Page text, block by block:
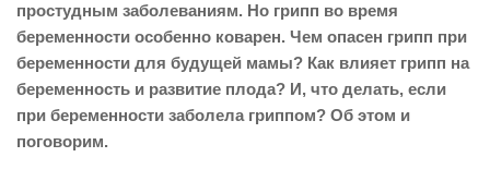
простудным заболеваниям. Но грипп во время
беременности особенно коварен. Чем опасен грипп при
беременности для будущей мамы? Как влияет грипп на
беременность и развитие плода? И, что делать, если
при беременности заболела гриппом? Об этом и
поговорим.